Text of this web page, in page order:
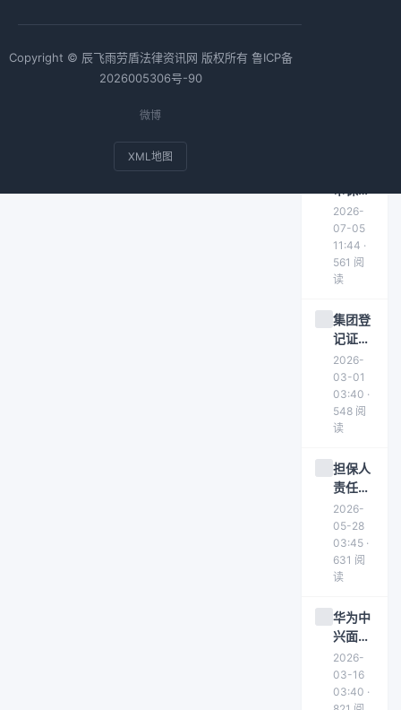
人有条
件吗？
详解四
大必备
条件
2026-
07-05
11:44 ·
561 阅
读
集团登
记证遗
失补领
申请所
需材料
及办理
流程详
2026-
03-01
03:40 ·
548 阅
读
担保人
责任如
何承
担？债
务人失
踪如何
处理？
2026-
05-28
03:45 ·
631 阅
读
华为中
兴面临
欧盟反
补贴调
查 或遭
2026-
03-16
03:40 ·
Copyright © 辰飞雨劳盾法律资讯网 版权所有 鲁ICP备
2026005306号-90
微博
XML地图